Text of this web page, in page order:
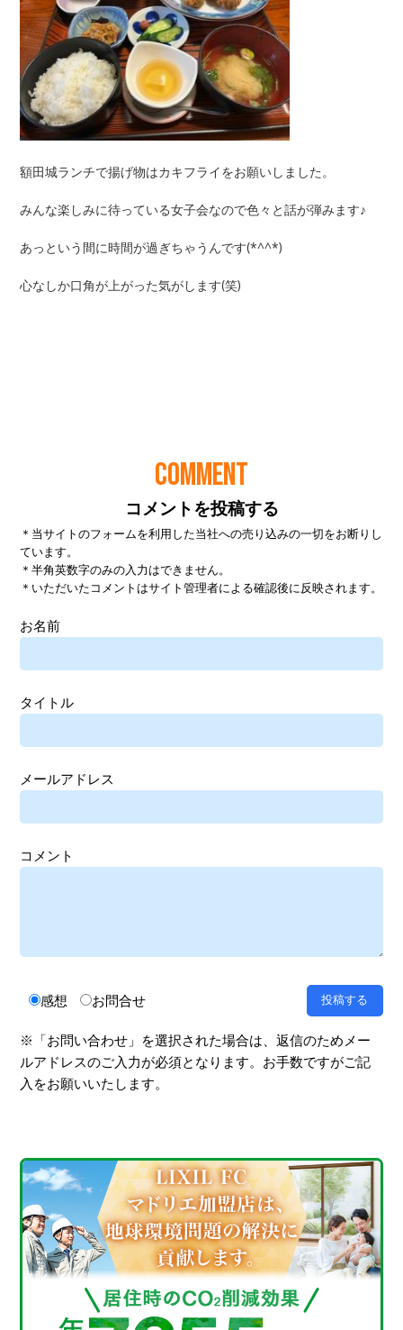
COMMENT
コメントを投稿する
＊当サイトのフォームを利用した当社への売り込みの一切をお断りし
ています。
＊半角英数字のみの入力はできません。
＊いただいたコメントはサイト管理者による確認後に反映されます。
お名前
タイトル
メールアドレス
コメント
感想 お問合せ
※「お問い合わせ」を選択された場合は、返信のためメー
ルアドレスのご入力が必須となります。お手数ですがご記
入をお願いいたします。